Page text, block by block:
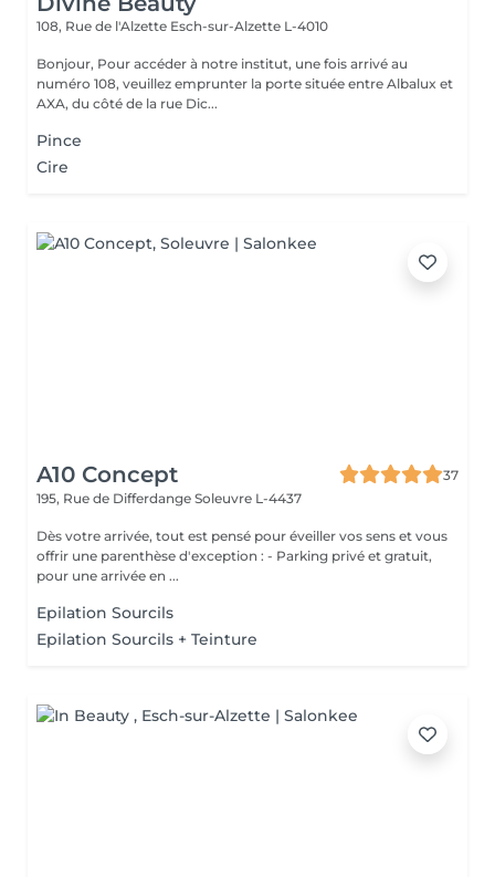
108, Rue de l'Alzette Esch-sur-Alzette L-4010
Bonjour, Pour accéder à notre institut, une fois arrivé au
numéro 108, veuillez emprunter la porte située entre Albalux et
AXA, du côté de la rue Dic...
Pince
Cire
A10 Concept
37
195, Rue de Differdange Soleuvre L-4437
Dès votre arrivée, tout est pensé pour éveiller vos sens et vous
offrir une parenthèse d'exception : - Parking privé et gratuit,
pour une arrivée en ...
Epilation Sourcils
Epilation Sourcils + Teinture